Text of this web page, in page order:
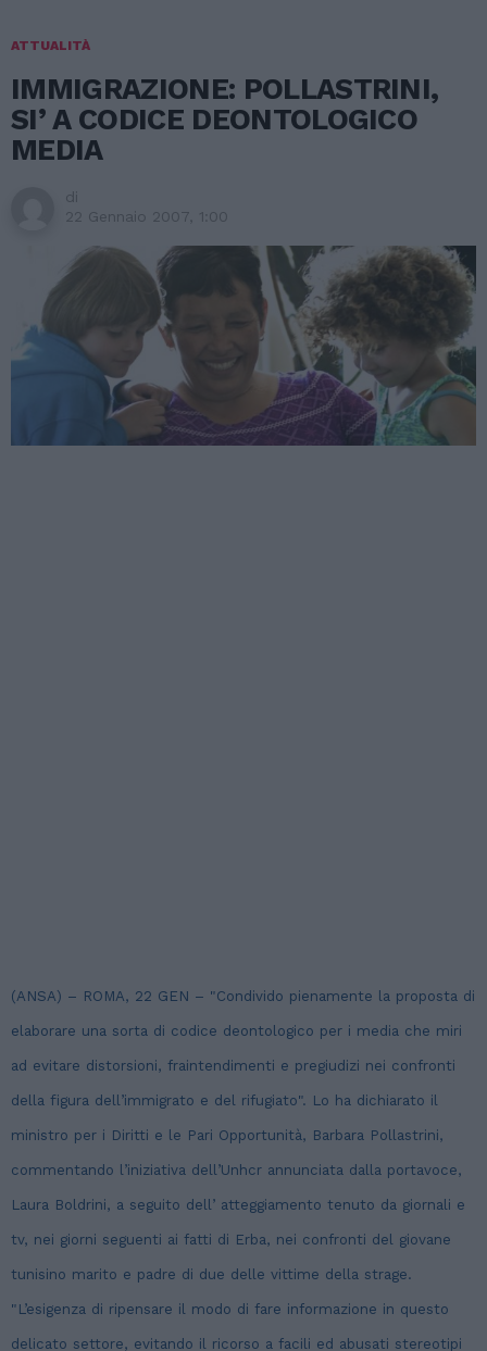
ATTUALITÀ
IMMIGRAZIONE: POLLASTRINI,
SI’ A CODICE DEONTOLOGICO
MEDIA
di
22 Gennaio 2007, 1:00
(ANSA) – ROMA, 22 GEN – "Condivido pienamente la proposta di
elaborare una sorta di codice deontologico per i media che miri
ad evitare distorsioni, fraintendimenti e pregiudizi nei confronti
della figura dell’immigrato e del rifugiato". Lo ha dichiarato il
ministro per i Diritti e le Pari Opportunità, Barbara Pollastrini,
commentando l’iniziativa dell’Unhcr annunciata dalla portavoce,
Laura Boldrini, a seguito dell’ atteggiamento tenuto da giornali e
tv, nei giorni seguenti ai fatti di Erba, nei confronti del giovane
tunisino marito e padre di due delle vittime della strage.
"L’esigenza di ripensare il modo di fare informazione in questo
delicato settore, evitando il ricorso a facili ed abusati stereotipi